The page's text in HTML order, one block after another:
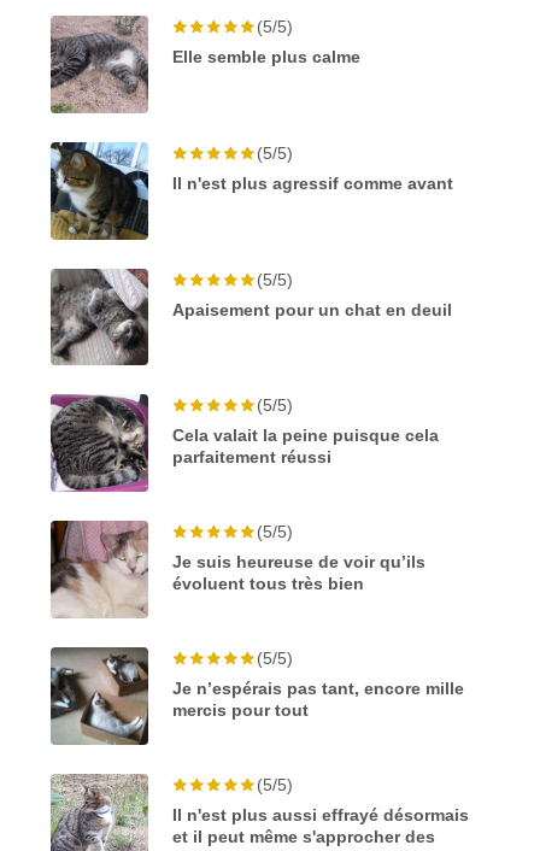
(5/5)
Elle semble plus calme
(5/5)
Il n'est plus agressif comme avant
(5/5)
Apaisement pour un chat en deuil
(5/5)
Cela valait la peine puisque cela
parfaitement réussi
(5/5)
Je suis heureuse de voir qu’ils
évoluent tous très bien
(5/5)
Je n’espérais pas tant, encore mille
mercis pour tout
(5/5)
Il n'est plus aussi effrayé désormais
et il peut même s'approcher des